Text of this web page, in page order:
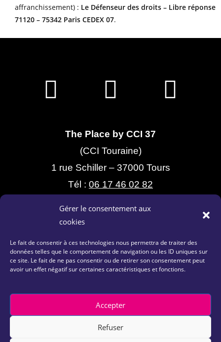
Gérer le consentement aux
cookies
Le fait de consentir à ces technologies nous permettra de traiter des
données telles que le comportement de navigation ou les ID uniques sur
ce site. Le fait de ne pas consentir ou de retirer son consentement peut
avoir un effet négatif sur certaines caractéristiques et fonctions.
Accepter
Refuser
affranchissement) : Le Défenseur des droits – Libre réponse
71120 – 75342 Paris CEDEX 07.
The Place by CCI 37
(CCI Touraine)
1 rue Schiller – 37000 Tours
Tél : 06 17 46 02 82
Politique de confidentialité